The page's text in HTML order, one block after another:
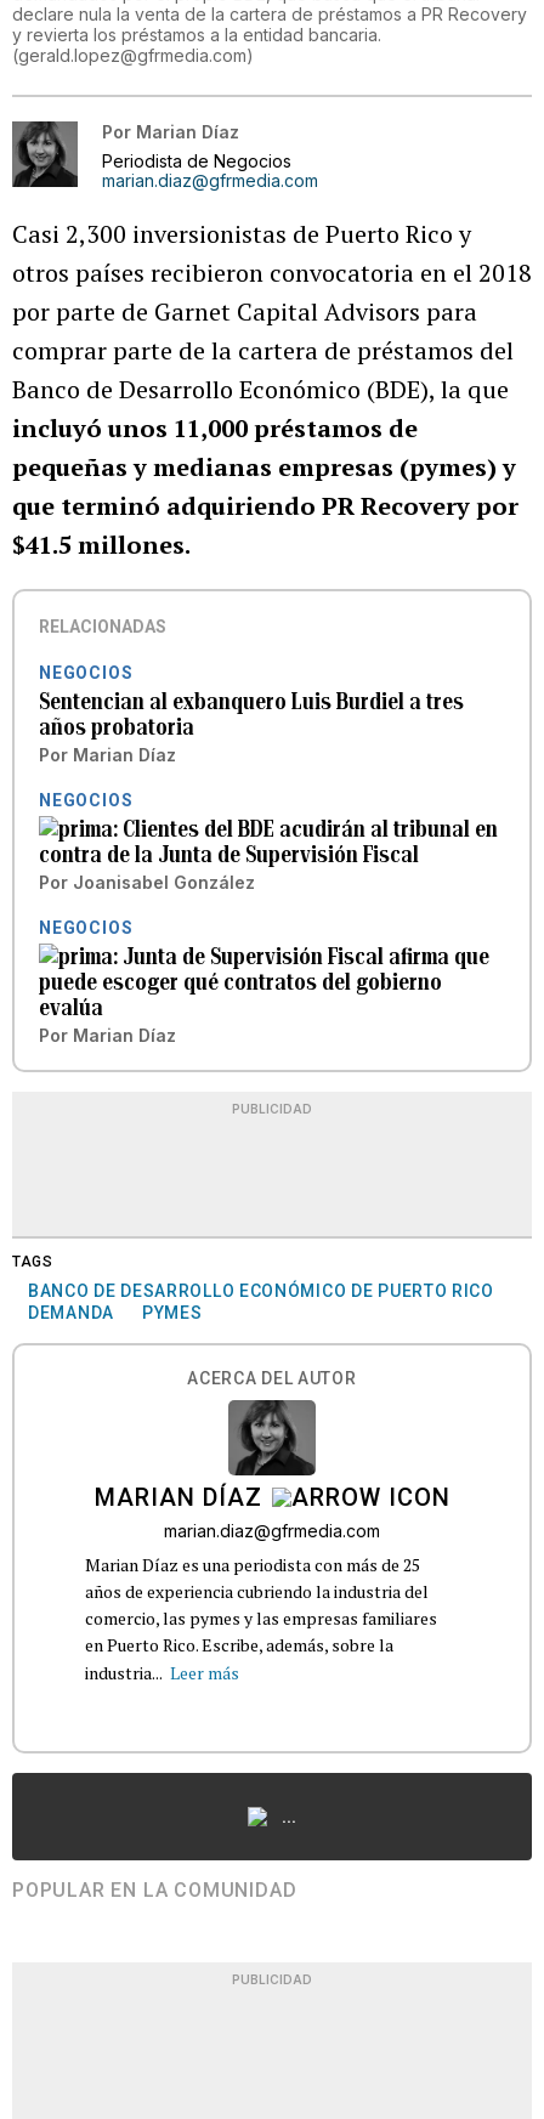
declare nula la venta de la cartera de préstamos a PR Recovery
y revierta los préstamos a la entidad bancaria.
(gerald.lopez@gfrmedia.com)
Por Marian Díaz
Periodista de Negocios
marian.diaz@gfrmedia.com
Casi 2,300 inversionistas de Puerto Rico y
otros países recibieron convocatoria en el 2018
por parte de Garnet Capital Advisors para
comprar parte de la cartera de préstamos del
Banco de Desarrollo Económico (BDE), la que
incluyó unos 11,000 préstamos de
pequeñas y medianas empresas (pymes) y
que terminó adquiriendo PR Recovery por
$41.5 millones.
RELACIONADAS
NEGOCIOS
Sentencian al exbanquero Luis Burdiel a tres
años probatoria
Por Marian Díaz
NEGOCIOS
Clientes del BDE acudirán al tribunal en
contra de la Junta de Supervisión Fiscal
Por Joanisabel González
NEGOCIOS
Junta de Supervisión Fiscal afirma que
puede escoger qué contratos del gobierno
evalúa
Por Marian Díaz
PUBLICIDAD
TAGS
BANCO DE DESARROLLO ECONÓMICO DE PUERTO RICO
DEMANDA
PYMES
ACERCA DEL AUTOR
MARIAN DÍAZ
marian.diaz@gfrmedia.com
Marian Díaz es una periodista con más de 25
años de experiencia cubriendo la industria del
comercio, las pymes y las empresas familiares
en Puerto Rico. Escribe, además, sobre la
industria... Leer más
...
POPULAR EN LA COMUNIDAD
PUBLICIDAD